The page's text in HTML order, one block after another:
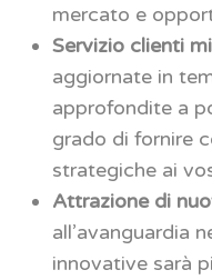
mercato e
Servizio clienti
aggiornate in
approfondite a
grado di fornire
strategiche ai
Attrazione di
all’avanguardia
innovative sarà